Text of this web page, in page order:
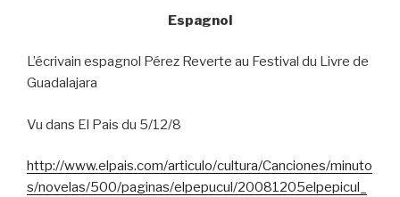
Espagnol
L’écrivain espagnol Pérez Reverte au Festival du Livre de
Guadalajara
Vu dans El Pais du 5/12/8
http://www.elpais.com/articulo/cultura/Canciones/minuto
s/novelas/500/paginas/elpepucul/20081205elpepicul_